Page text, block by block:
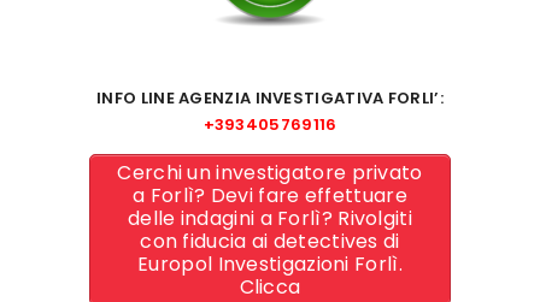
INFO LINE AGENZIA INVESTIGATIVA FORLI’:
+393405769116
Cerchi un investigatore privato
a Forlì? Devi fare effettuare
delle indagini a Forlì? Rivolgiti
con fiducia ai detectives di
Europol Investigazioni Forlì.
Clicca